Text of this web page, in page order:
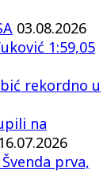
03.08.2026
1:59,05
rekordno u
na
16.07.2026
prva,